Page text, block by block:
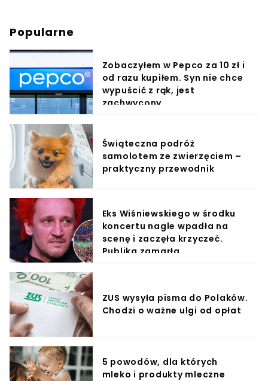
Popularne
Zobaczyłem w Pepco za 10 zł i
od razu kupiłem. Syn nie chce
wypuścić z rąk, jest
zachwycony
Świąteczna podróż
samolotem ze zwierzęciem –
praktyczny przewodnik
Eks Wiśniewskiego w środku
koncertu nagle wpadła na
scenę i zaczęła krzyczeć.
Publika zamarła
ZUS wysyła pisma do Polaków.
Chodzi o ważne ulgi od opłat
5 powodów, dla których
mleko i produkty mleczne